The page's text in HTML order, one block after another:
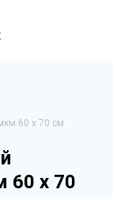
60 х 70 см
60 х 70